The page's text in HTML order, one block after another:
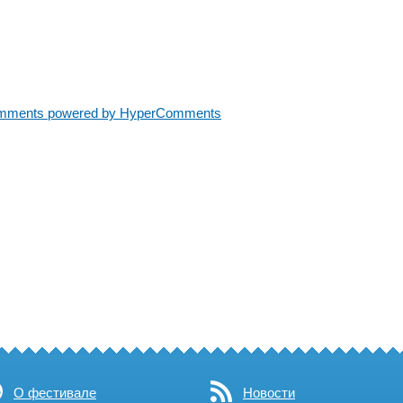
powered by HyperComments
О фестивале Новости